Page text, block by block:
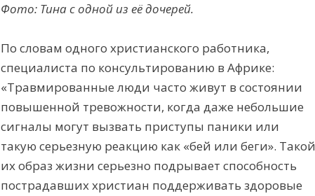
Фото: Тина с одной из её дочерей.
По словам одного христианского работника,
специалиста по консультированию в Африке:
«Травмированные люди часто живут в состоянии
повышенной тревожности, когда даже небольшие
сигналы могут вызвать приступы паники или
такую серьезную реакцию как «бей или беги». Такой
их образ жизни серьезно подрывает способность
пострадавших христиан поддерживать здоровые